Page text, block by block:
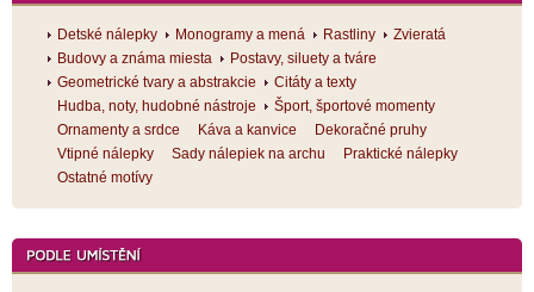
Detské nálepky Monogramy a mená Rastliny
Zvieratá
Budovy a známa miesta
Postavy, siluety a tváre
Geometrické tvary a abstrakcie
Citáty a texty
Hudba, noty, hudobné nástroje
Šport, športové momenty
Ornamenty a srdce
Káva a kanvice
Dekoračné pruhy
Vtipné nálepky
Sady nálepiek na archu
Praktické nálepky
Ostatné motívy